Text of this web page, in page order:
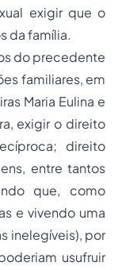
exigir que o
da família.
do precedente
familiares, em
Maria Eulina e
exigir o direito
direito
entre tantos
que, como
e vivendo uma
inelegíveis), por
usufruir